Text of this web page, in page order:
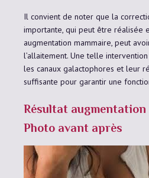
Il convient de noter que la
importante, qui peut être réalisée
augmentation mammaire, peut
l’allaitement. Une telle
les canaux galactophores et leur
suffisante pour garantir une
Résultat augmentation
Photo avant après